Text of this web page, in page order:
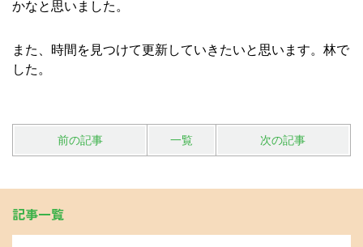
かなと思いました。
また、時間を見つけて更新していきたいと思います。林で
した。
前の記事 一覧 次の記事
記事一覧